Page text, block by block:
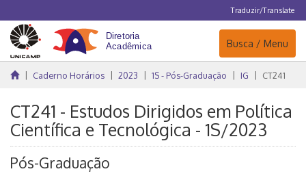
Traduzir/Translate
Navegação
Busca / Menu
Caderno Horários 2023 1S - Pós-Graduação IG CT241
CT241 - Estudos Dirigidos em Política
Científica e Tecnológica - 1S/2023
Pós-Graduação